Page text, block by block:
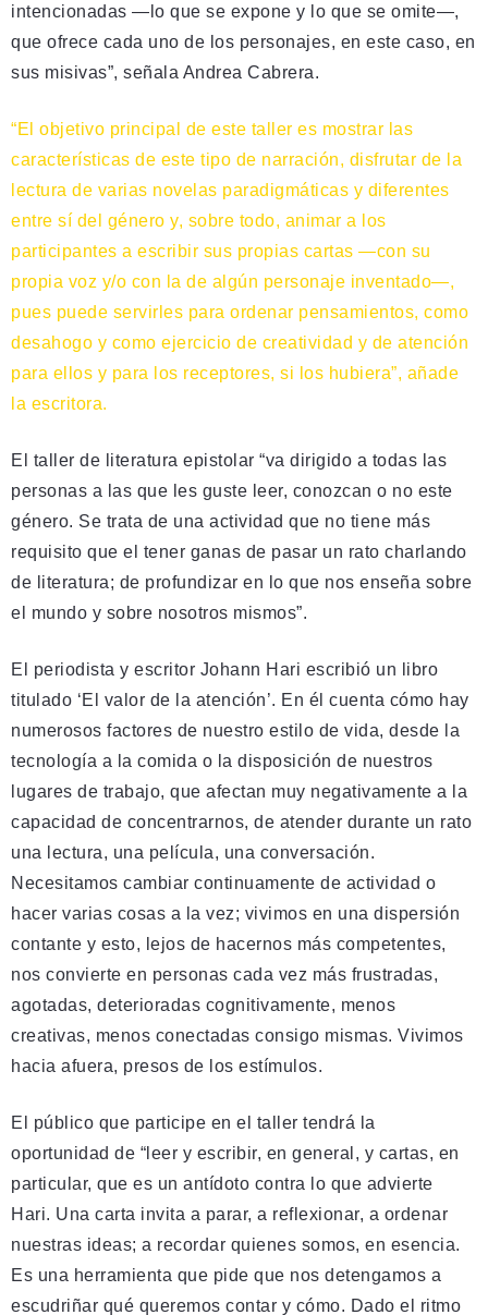
intencionadas —lo que se expone y lo que se omite—,
que ofrece cada uno de los personajes, en este caso, en
sus misivas”, señala Andrea Cabrera.
“El objetivo principal de este taller es mostrar las
características de este tipo de narración, disfrutar de la
lectura de varias novelas paradigmáticas y diferentes
entre sí del género y, sobre todo, animar a los
participantes a escribir sus propias cartas —con su
propia voz y/o con la de algún personaje inventado—,
pues puede servirles para ordenar pensamientos, como
desahogo y como ejercicio de creatividad y de atención
para ellos y para los receptores, si los hubiera”, añade
la escritora.
El taller de literatura epistolar “va dirigido a todas las
personas a las que les guste leer, conozcan o no este
género. Se trata de una actividad que no tiene más
requisito que el tener ganas de pasar un rato charlando
de literatura; de profundizar en lo que nos enseña sobre
el mundo y sobre nosotros mismos”.
El periodista y escritor Johann Hari escribió un libro
titulado ‘El valor de la atención’. En él cuenta cómo hay
numerosos factores de nuestro estilo de vida, desde la
tecnología a la comida o la disposición de nuestros
lugares de trabajo, que afectan muy negativamente a la
capacidad de concentrarnos, de atender durante un rato
una lectura, una película, una conversación.
Necesitamos cambiar continuamente de actividad o
hacer varias cosas a la vez; vivimos en una dispersión
contante y esto, lejos de hacernos más competentes,
nos convierte en personas cada vez más frustradas,
agotadas, deterioradas cognitivamente, menos
creativas, menos conectadas consigo mismas. Vivimos
hacia afuera, presos de los estímulos.
El público que participe en el taller tendrá la
oportunidad de “leer y escribir, en general, y cartas, en
particular, que es un antídoto contra lo que advierte
Hari. Una carta invita a parar, a reflexionar, a ordenar
nuestras ideas; a recordar quienes somos, en esencia.
Es una herramienta que pide que nos detengamos a
escudriñar qué queremos contar y cómo. Dado el ritmo